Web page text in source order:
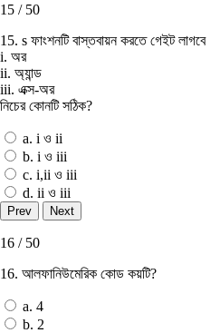
15 / 50
15. s ফাংশনটি বাস্তবায়ন করতে গেইট লাগবে
i. অর
ii. অ্যান্ড
iii. এক্স-অর
নিচের কোনটি সঠিক?
a. i ও ii
b. i ও iii
c. i,ii ও iii
d. ii ও iii
16 / 50
16. আলফানিউমেরিক কোড কয়টি?
a. 4
b. 2